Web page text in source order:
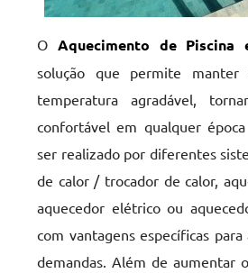
O Aquecimento de Piscina
solução que permite
temperatura agradável,
confortável em qualquer
ser realizado por diferentes
de calor / trocador de calor,
aquecedor elétrico ou
com vantagens específicas
demandas. Além de aumentar